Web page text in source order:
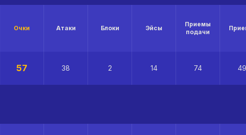
Очки Атаки Блоки Эйсы
Приемы
подачи
57 38 2 14 74 49